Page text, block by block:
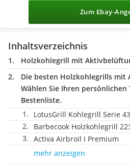
Zum Ebay-
Inhaltsverzeichnis
Holzkohlegrill mit
Die besten Holzkohlegrills mit
Wählen Sie Ihren persönlichen
Bestenliste.
LotusGrill Kohlegrill Serie
Barbecook Holzkohlegrill
Activa Airbroil I Premium
mehr anzeigen